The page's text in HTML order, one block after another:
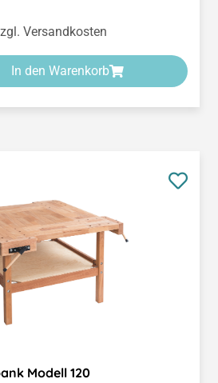
Versandkosten
In den Warenkorb
Modell 120